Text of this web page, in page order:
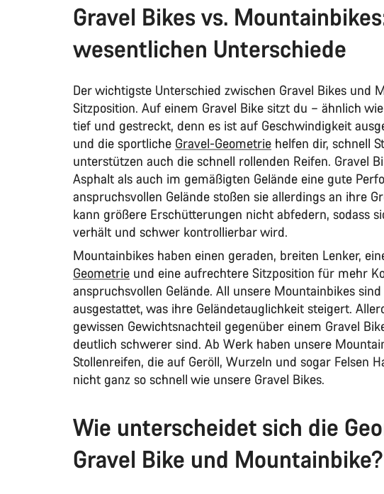
Gravel Bikes vs.
wesentlichen Unterschiede
Der wichtigste Unterschied zwischen Gravel Bikes und
Sitzposition. Auf einem Gravel Bike sitzt du – ähnlich
tief und gestreckt, denn es ist auf Geschwindigkeit
und die sportliche Gravel-Geometrie helfen dir, schnell
unterstützen auch die schnell rollenden Reifen. Gravel
Asphalt als auch im gemäßigten Gelände eine gute
anspruchsvollen Gelände stoßen sie allerdings an ihre
kann größere Erschütterungen nicht abfedern, sodass
verhält und schwer kontrollierbar wird.
Mountainbikes haben einen geraden, breiten Lenker,
Geometrie und eine aufrechtere Sitzposition für mehr
anspruchsvollen Gelände. All unsere Mountainbikes
ausgestattet, was ihre Geländetauglichkeit steigert.
gewissen Gewichtsnachteil gegenüber einem Gravel
deutlich schwerer sind. Ab Werk haben unsere
Stollenreifen, die auf Geröll, Wurzeln und sogar Felsen
nicht ganz so schnell wie unsere Gravel Bikes.
Wie unterscheidet sich die
Gravel Bike und Mountainbike?